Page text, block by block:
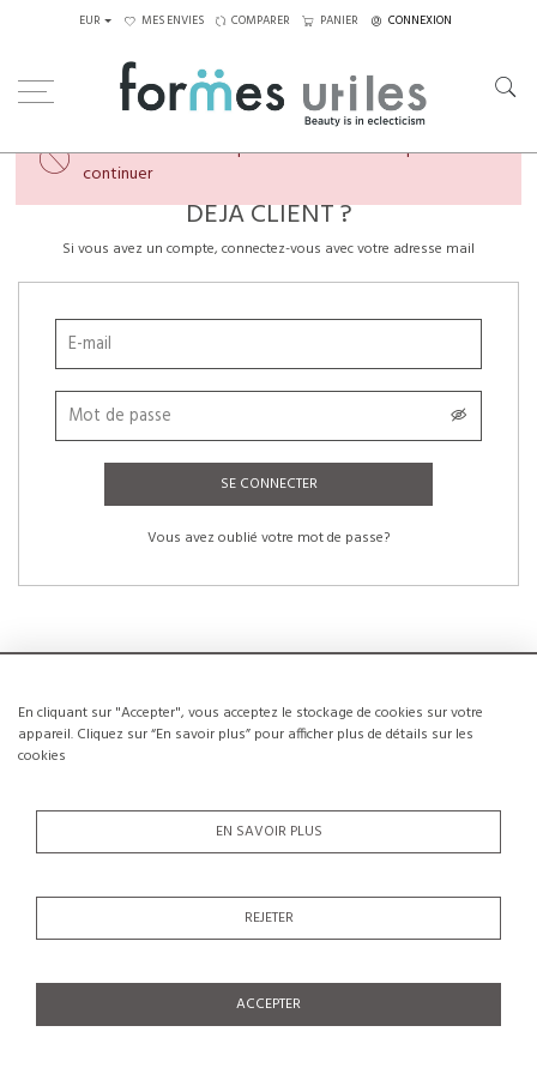
En cliquant sur "Accepter", vous acceptez le stockage de cookies sur votre
appareil. Cliquez sur “En savoir plus” pour afficher plus de détails sur les
cookies
EN SAVOIR PLUS
REJETER
ACCEPTER
EUR MES ENVIES COMPARER PANIER CONNEXION
Veuillez créer un compte ou vous connecter pour
continuer
DÉJÀ CLIENT ?
Si vous avez un compte, connectez-vous avec votre adresse mail
SE CONNECTER
Vous avez oublié votre mot de passe?
NOUVEAUX CLIENTS
La création d’un compte a de nombreux avantages: sauvegarder la liste de vos
CRÉER UN COMPTE